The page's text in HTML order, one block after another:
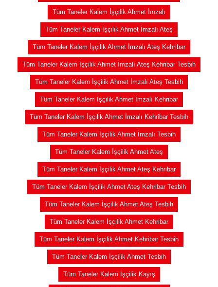
Tüm Taneler Kalem İşçilik Ahmet İmzalı
Tüm Taneler Kalem İşçilik Ahmet İmzalı Ateş
Tüm Taneler Kalem İşçilik Ahmet İmzalı Ateş Kehribar
Tüm Taneler Kalem İşçilik Ahmet İmzalı Ateş Kehribar Tesbih
Tüm Taneler Kalem İşçilik Ahmet İmzalı Ateş Tesbih
Tüm Taneler Kalem İşçilik Ahmet İmzalı Kehribar
Tüm Taneler Kalem İşçilik Ahmet İmzalı Kehribar Tesbih
Tüm Taneler Kalem İşçilik Ahmet İmzalı Tesbih
Tüm Taneler Kalem İşçilik Ahmet Ateş
Tüm Taneler Kalem İşçilik Ahmet Ateş Kehribar
Tüm Taneler Kalem İşçilik Ahmet Ateş Kehribar Tesbih
Tüm Taneler Kalem İşçilik Ahmet Ateş Tesbih
Tüm Taneler Kalem İşçilik Ahmet Kehribar
Tüm Taneler Kalem İşçilik Ahmet Kehribar Tesbih
Tüm Taneler Kalem İşçilik Ahmet Tesbih
Tüm Taneler Kalem İşçilik Kayış